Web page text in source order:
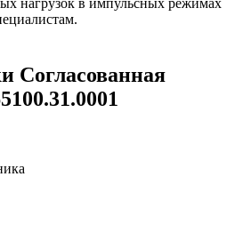
Согласованная